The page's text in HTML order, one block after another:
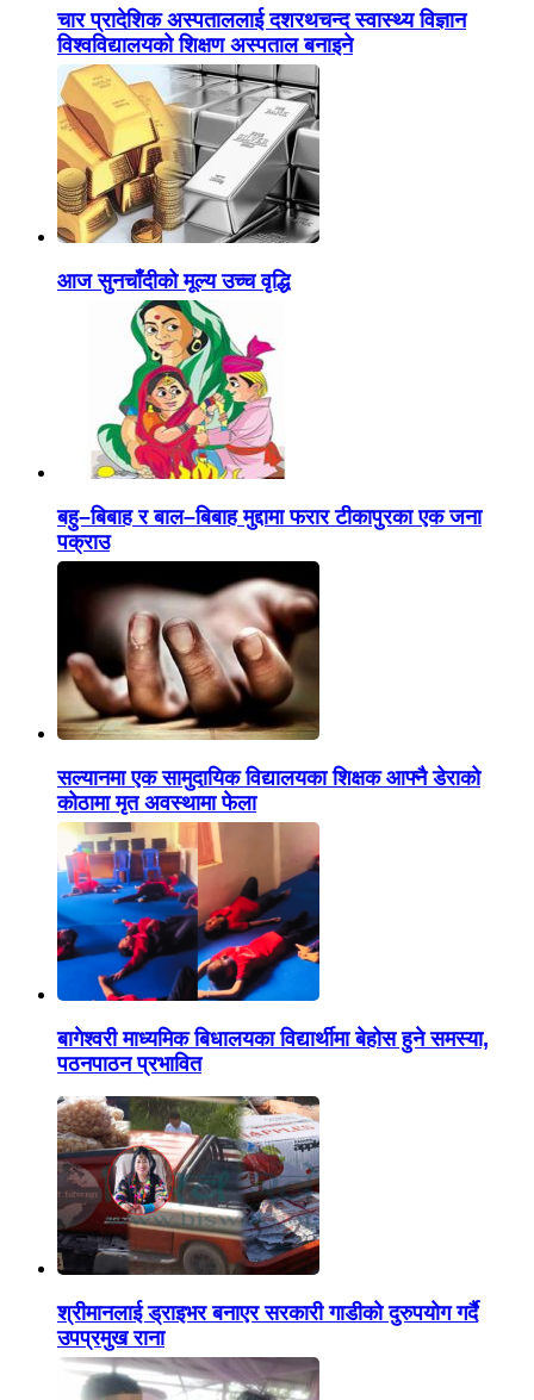
चार प्रादेशिक अस्पताललाई दशरथचन्द स्वास्थ्य विज्ञान
विश्वविद्यालयको शिक्षण अस्पताल बनाइने
आज सुनचाँदीको मूल्य उच्च वृद्धि
बहु–बिबाह र बाल–बिबाह मुद्दामा फरार टीकापुरका एक जना
पक्राउ
सल्यानमा एक सामुदायिक विद्यालयका शिक्षक आफ्नै डेराको
कोठामा मृत अवस्थामा फेला
बागेश्वरी माध्यमिक बिधालयका विद्यार्थीमा बेहोस हुने समस्या,
पठनपाठन प्रभावित
श्रीमानलाई ड्राइभर बनाएर सरकारी गाडीको दुरुपयोग गर्दै
उपप्रमुख राना